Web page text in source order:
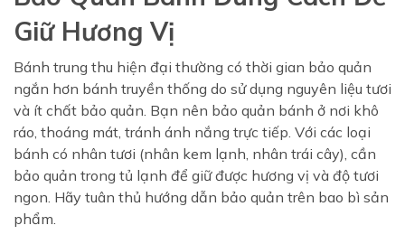
Giữ Hương Vị
Bánh trung thu hiện đại thường có thời gian bảo quản
ngắn hơn bánh truyền thống do sử dụng nguyên liệu tươi
và ít chất bảo quản. Bạn nên bảo quản bánh ở nơi khô
ráo, thoáng mát, tránh ánh nắng trực tiếp. Với các loại
bánh có nhân tươi (nhân kem lạnh, nhân trái cây), cần
bảo quản trong tủ lạnh để giữ được hương vị và độ tươi
ngon. Hãy tuân thủ hướng dẫn bảo quản trên bao bì sản
phẩm.